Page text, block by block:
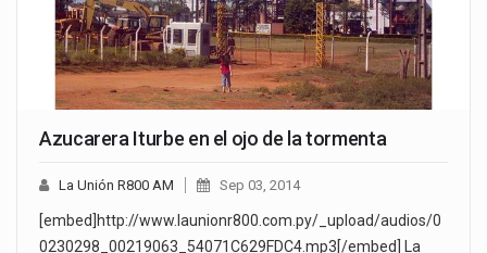
Azucarera Iturbe en el ojo de la tormenta
La Unión R800 AM Sep 03, 2014
[embed]http://www.launionr800.com.py/_upload/audios/0
0230298_00219063_54071C629FDC4.mp3[/embed] La